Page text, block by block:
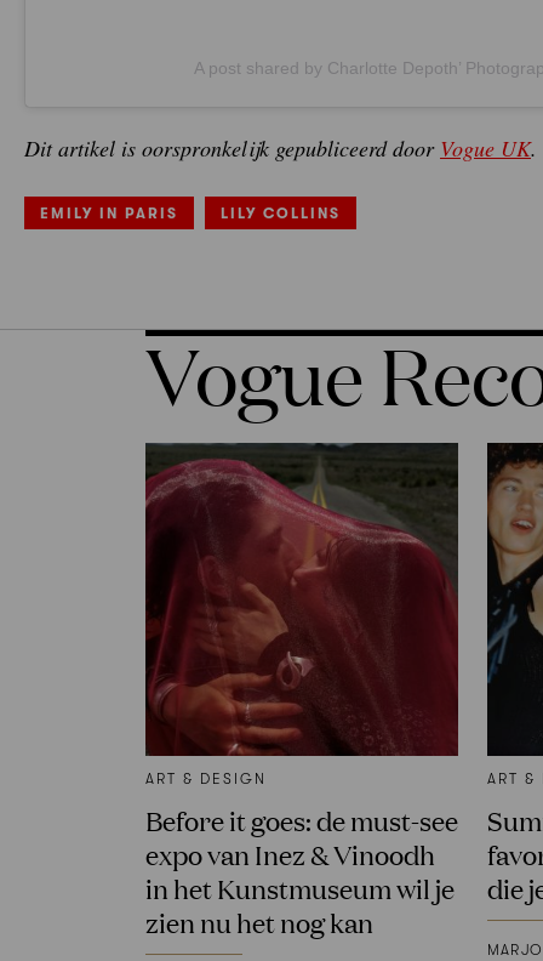
A post shared by Charlotte Depoth’
Dit artikel is oorspronkelijk gepubliceerd door Vogue UK.
EMILY IN PARIS LILY COLLINS
Vogue
ART & DESIGN
Before it goes: de must-see
expo van Inez & Vinoodh
in het Kunstmuseum wil je
zien nu het nog kan
ART &
die